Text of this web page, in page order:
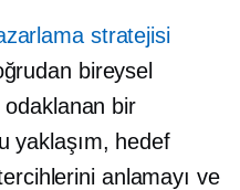
stratejisi
bireysel
odaklanan bir
yaklaşım, hedef
anlamayı ve